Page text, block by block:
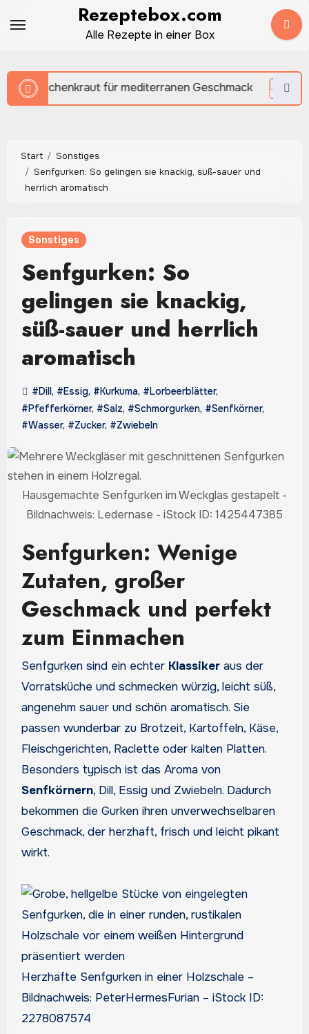
Inhalt
Rezeptebox.com
Alle Rezepte in einer Box
mediterranen Geschmack
Start
Sonstiges
Senfgurken: So gelingen sie knackig, süß-sauer und
herrlich aromatisch
Sonstiges
Senfgurken: So
gelingen sie knackig,
süß-sauer und herrlich
aromatisch
#Dill, #Essig, #Kurkuma, #Lorbeerblätter,
#Pfefferkörner, #Salz, #Schmorgurken, #Senfkörner,
#Wasser, #Zucker, #Zwiebeln
Hausgemachte Senfgurken im Weckglas gestapelt -
Bildnachweis: Ledernase - iStock ID: 1425447385
Senfgurken: Wenige
Zutaten, großer
Geschmack und perfekt
zum Einmachen
Senfgurken sind ein echter Klassikeraus der
Vorratsküche und schmecken würzig, leicht süß,
angenehm sauer und schön aromatisch. Sie
passen wunderbar zu Brotzeit, Kartoffeln, Käse,
Fleischgerichten, Raclette oder kalten Platten.
Besonders typisch ist das Aroma von
Senfkörnern, Dill, Essig und Zwiebeln. Dadurch
bekommen die Gurken ihren unverwechselbaren
Geschmack, der herzhaft, frisch und leicht pikant
wirkt.
Herzhafte Senfgurken in einer Holzschale –
Bildnachweis: PeterHermesFurian – iStock ID:
2278087574